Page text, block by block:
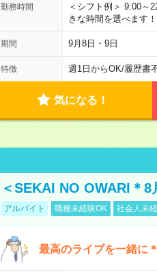
勤務時間
＜シフト例＞ 9:00～
きな時間を選べます
期間 9月8日・9日
特徴 週1日からOK/履歴書
気になる！
＜SEKAI NO OWARI＊
アルバイト 職種未経験OK 社会人未
最高のライブを一緒に